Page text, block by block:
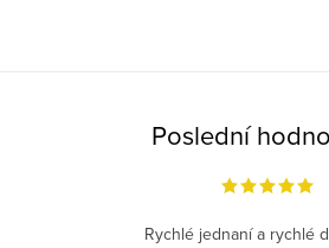
Poslední
Rychlé jednaní a rychlé